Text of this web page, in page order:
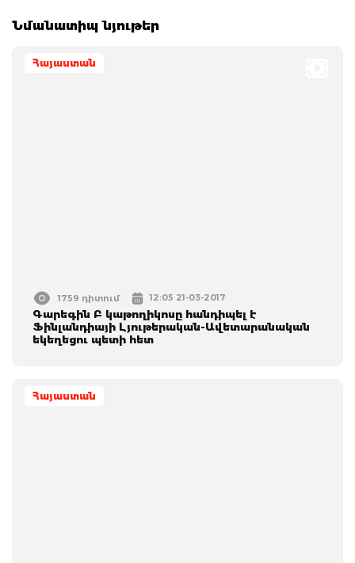
Նմանատիպ նյութեր
Հայաստան
1759 դիտում 12:05 21-03-2017
Գարեգին Բ կաթողիկոսը հանդիպել է
Ֆինլանդիայի Լյութերական-Ավետարանական
եկեղեցու պետի հետ
Հայաստան